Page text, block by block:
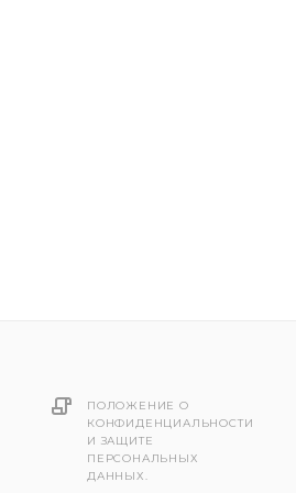
ПОЛОЖЕНИЕ О
КОНФИДЕНЦИАЛЬНОСТИ
И ЗАЩИТЕ
ПЕРСОНАЛЬНЫХ
ДАННЫХ.